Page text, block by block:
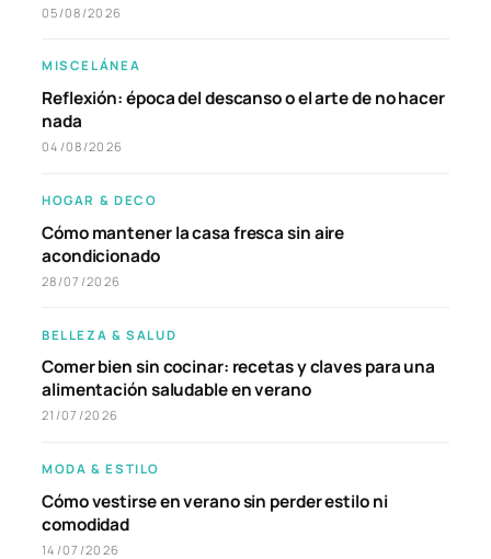
05/08/2026
MISCELÁNEA
Reflexión: época del descanso o el arte de no hacer
nada
04/08/2026
HOGAR & DECO
Cómo mantener la casa fresca sin aire
acondicionado
28/07/2026
BELLEZA & SALUD
Comer bien sin cocinar: recetas y claves para una
alimentación saludable en verano
21/07/2026
MODA & ESTILO
Cómo vestirse en verano sin perder estilo ni
comodidad
14/07/2026